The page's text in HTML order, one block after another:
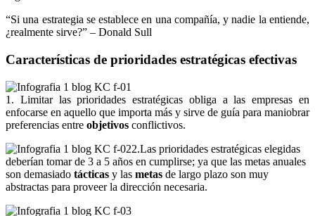
“Si una estrategia se establece en una compañía, y nadie la entiende,
¿realmente sirve?” – Donald Sull
Características de prioridades estratégicas efectivas
1. Limitar las prioridades estratégicas obliga a las empresas en
enfocarse en aquello que importa más y sirve de guía para maniobrar
preferencias entre objetivos conflictivos.
2.Las prioridades estratégicas elegidas
deberían tomar de 3 a 5 años en cumplirse; ya que las metas anuales
son demasiado tácticas y las metas de largo plazo son muy
abstractas para proveer la dirección necesaria.